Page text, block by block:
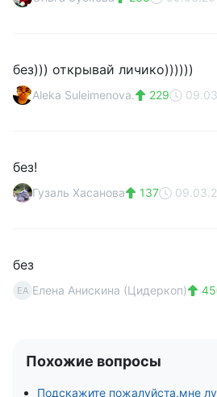
без))) открывай личико))))))
Aleka Suleimenova. 229
без!
Гузаль Хасанова 137
без
ЕА Елена Анискина (Цидеркоп) 45
Похожие вопросы
Подскажите пожалуйста,мне